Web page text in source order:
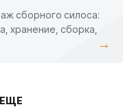
сборного силоса:
хранение, сборка,
→